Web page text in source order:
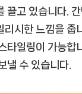
끌고 있습니다.
리시한 느낌을 줍
타일링이 가능합
낼 수 있습니다.